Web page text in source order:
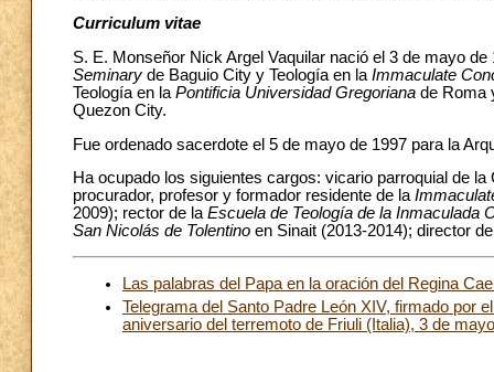
Curriculum vitae
S. E. Monseñor Nick Argel Vaquilar nació el 3 de mayo
Seminary de Baguio City y Teología en la Immaculate
Teología en la Pontificia Universidad Gregoriana de Roma
Quezon City.
Fue ordenado sacerdote el 5 de mayo de 1997 para la
Ha ocupado los siguientes cargos: vicario parroquial de
procurador, profesor y formador residente de la
2009); rector de laEscuela de Teología de la Inmaculada
San Nicolás de Tolentino en Sinait (2013-2014); director
Las palabras del Papa en la oración del Regina
Telegrama del Santo Padre León XIV, firmado por
aniversario del terremoto de Friuli (Italia), 3 de